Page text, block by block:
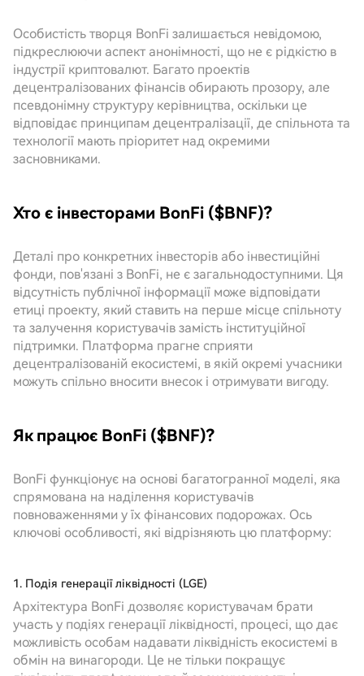
Особистість творця BonFi залишається невідомою,
підкреслюючи аспект анонімності, що не є рідкістю в
індустрії криптовалют. Багато проектів
децентралізованих фінансів обирають прозору, але
псевдонімну структуру керівництва, оскільки це
відповідає принципам децентралізації, де спільнота та
технології мають пріоритет над окремими
засновниками.
Хто є інвесторами BonFi ($BNF)?
Деталі про конкретних інвесторів або інвестиційні
фонди, пов'язані з BonFi, не є загальнодоступними. Ця
відсутність публічної інформації може відповідати
етиці проекту, який ставить на перше місце спільноту
та залучення користувачів замість інституційної
підтримки. Платформа прагне сприяти
децентралізованій екосистемі, в якій окремі учасники
можуть спільно вносити внесок і отримувати вигоду.
Як працює BonFi ($BNF)?
BonFi функціонує на основі багатогранної моделі, яка
спрямована на наділення користувачів
повноваженнями у їх фінансових подорожах. Ось
ключові особливості, які відрізняють цю платформу:
1. Подія генерації ліквідності (LGE)
Архітектура BonFi дозволяє користувачам брати
участь у подіях генерації ліквідності, процесі, що дає
можливість особам надавати ліквідність екосистемі в
обмін на винагороди. Це не тільки покращує